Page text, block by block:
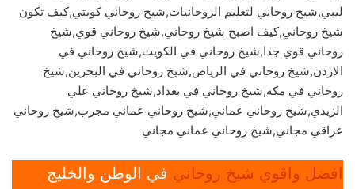
ليبي,شيخ روحاني لتعليم الروحانيات,شيخ روحاني كويتي,كيف تكون
شيخ روحاني,كيف اصبح شيخ روحاني,شيخ روحاني قوي,شيخ
روحاني قوي جدا,شيخ روحاني في الكويت,شيخ روحاني في
الاردن,شيخ روحاني في الرياض,شيخ روحاني في البحرين,شيخ
روحاني في مكه,شيخ روحاني في بغداد,شيخ روحاني علي
الزيدي,شيخ روحاني عماني,شيخ روحاني عماني مجرب,شيخ روحاني
عراقي مجاني,شيخ روحاني عماني مجاني
افضل واقوي شيخ روحاني في الوطن والخليج